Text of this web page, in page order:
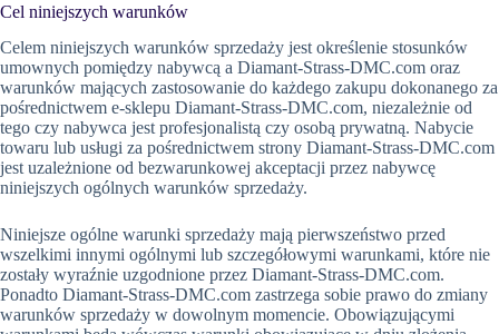
Cel niniejszych warunków
Celem niniejszych warunków sprzedaży jest określenie stosunków
umownych pomiędzy nabywcą a Diamant-Strass-DMC.com oraz
warunków mających zastosowanie do każdego zakupu dokonanego za
pośrednictwem e-sklepu Diamant-Strass-DMC.com, niezależnie od
tego czy nabywca jest profesjonalistą czy osobą prywatną. Nabycie
towaru lub usługi za pośrednictwem strony Diamant-Strass-DMC.com
jest uzależnione od bezwarunkowej akceptacji przez nabywcę
niniejszych ogólnych warunków sprzedaży.
Niniejsze ogólne warunki sprzedaży mają pierwszeństwo przed
wszelkimi innymi ogólnymi lub szczegółowymi warunkami, które nie
zostały wyraźnie uzgodnione przez Diamant-Strass-DMC.com.
Ponadto Diamant-Strass-DMC.com zastrzega sobie prawo do zmiany
warunków sprzedaży w dowolnym momencie. Obowiązującymi